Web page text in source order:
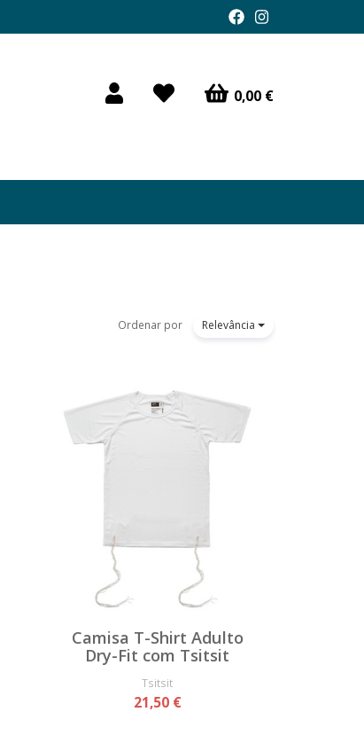
0,00 €
Ordenar por Relevância
Camisa T-Shirt Adulto
Dry-Fit com Tsitsit
Tsitsit
21,50 €